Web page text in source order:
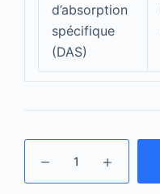
d’absorption
spécifique
(DAS)